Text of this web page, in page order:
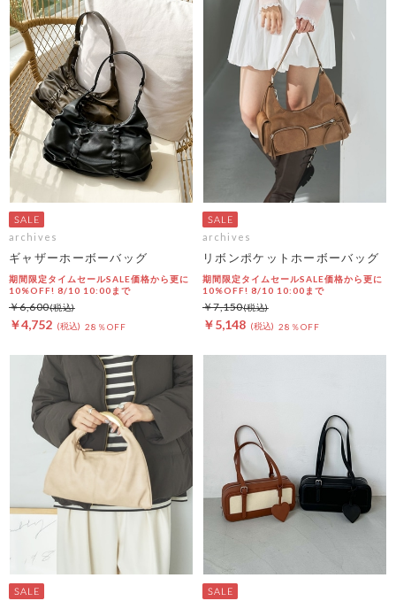
archives
ギャザーホーボーバッグ
期間限定タイムセールSALE価格から更に
10%OFF! 8/10 10:00まで
￥4,752 28％OFF
￥6,600
archives
リボンポケットホーボーバッグ
期間限定タイムセールSALE価格から更に
10%OFF! 8/10 10:00まで
￥5,148 28％OFF
￥7,150